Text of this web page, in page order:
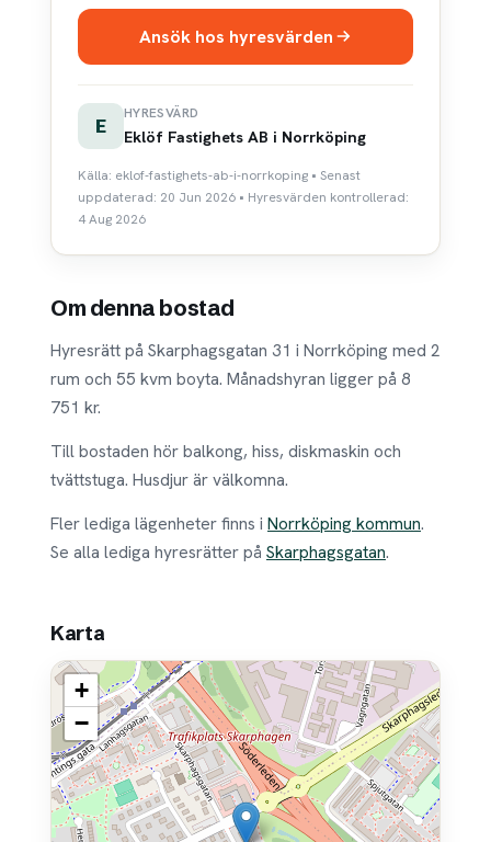
Ansök hos hyresvärden
E
HYRESVÄRD
Eklöf Fastighets AB i Norrköping
Källa: eklof-fastighets-ab-i-norrkoping • Senast
uppdaterad: 20 Jun 2026 • Hyresvärden kontrollerad:
4 Aug 2026
Om denna bostad
Hyresrätt på Skarphagsgatan 31 i Norrköping med 2
rum och 55 kvm boyta. Månadshyran ligger på 8
751 kr.
Till bostaden hör balkong, hiss, diskmaskin och
tvättstuga. Husdjur är välkomna.
Fler lediga lägenheter finns i Norrköping kommun.
Se alla lediga hyresrätter på Skarphagsgatan.
Karta
+
−